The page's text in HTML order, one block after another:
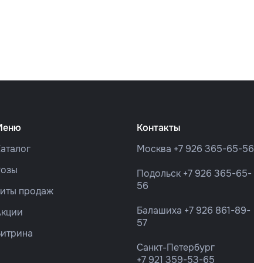
продаж
Контакты
Москва +7 926 365-65-56
Подольск +7 926 365-65-
56
Балашиха +7 926 861-89-
57
Санкт-Петербург
+7 921 359-53-65